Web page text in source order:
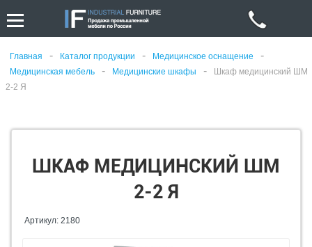
Главная - Каталог продукции - Медицинское оснащение -
Медицинская мебель - Медицинские шкафы -
Шкаф медицинский ШМ
2-2 Я
ШКАФ МЕДИЦИНСКИЙ ШМ
2-2 Я
Артикул: 2180